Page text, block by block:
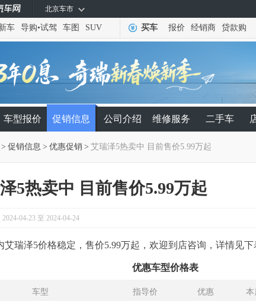
北京车市
车 导购•试驾 车图 SUV 买车 报价 经销商 贷款购
车型报价 促销信息 公司介绍 维修服务 二手车
> 促销信息 > 优惠促销 > 艾瑞泽5热卖中 目前售价5.99万起
5热卖中 目前售价5.99万起
04-23 至 2024-04-24
艾瑞泽5价格稳定，售价5.99万起，欢迎到店咨询，详情见下
优惠车型价格表
车型 指导价 优惠 本